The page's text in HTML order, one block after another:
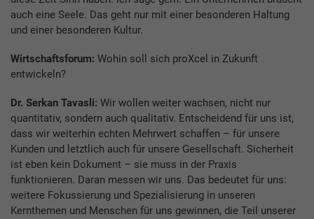
auch eine Seele. Das geht nur mit einer besonderen Haltung
und einer besonderen Kultur.
Wirtschaftsforum: Wohin soll sich proXcel in Zukunft
entwickeln?
Dr. Serkan Tavasli: Wir wollen weiter wachsen, nicht nur
quantitativ, sondern auch qualitativ. Entscheidend für uns ist,
dass wir weiterhin echten Mehrwert schaffen – für unsere
Kunden und letztlich auch für unsere Gesellschaft. Sicherheit
ist eben kein Dokument – sie muss in der Praxis
funktionieren. Daran messen wir uns. Das bedeutet für uns:
weitere Fokussierung und Spezialisierung in unseren
Kernthemen und Menschen für uns gewinnen, die Teil unserer